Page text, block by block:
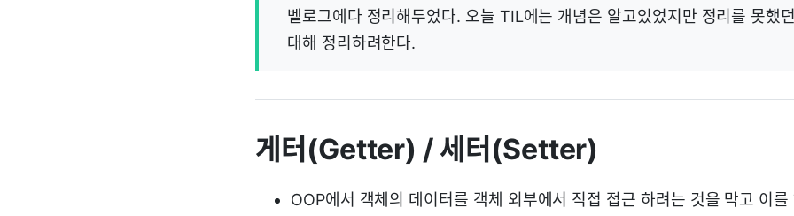
벨로그에다 정리해두었다. 오늘 TIL에는 개념은 알고있었지만 정리를 못했
대해 정리하려한다.
게터(Getter) / 세터(Setter)
OOP에서 객체의 데이터를 객체 외부에서 직접 접근 하려는 것을 막고 이